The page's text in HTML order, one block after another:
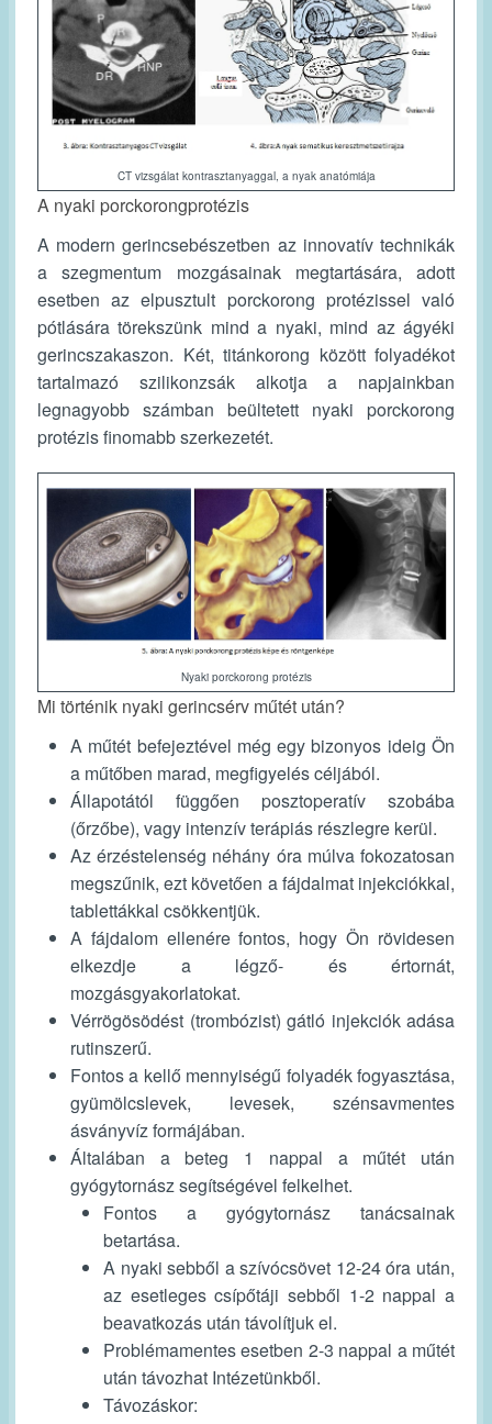
CT vizsgálat kontrasztanyaggal, a nyak anatómiája
A nyaki porckorongprotézis
A modern gerincsebészetben az innovatív technikák
a szegmentum mozgásainak megtartására, adott
esetben az elpusztult porckorong protézissel való
pótlására törekszünk mind a nyaki, mind az ágyéki
gerincszakaszon. Két, titánkorong között folyadékot
tartalmazó szilikonzsák alkotja a napjainkban
legnagyobb számban beültetett nyaki porckorong
protézis finomabb szerkezetét.
Nyaki porckorong protézis
Mi történik nyaki gerincsérv műtét után?
A műtét befejeztével még egy bizonyos ideig Ön
a műtőben marad, megfigyelés céljából.
Állapotától függően posztoperatív szobába
(őrzőbe), vagy intenzív terápiás részlegre kerül.
Az érzéstelenség néhány óra múlva fokozatosan
megszűnik, ezt követően a fájdalmat injekciókkal,
tablettákkal csökkentjük.
A fájdalom ellenére fontos, hogy Ön rövidesen
elkezdje a légző- és értornát,
mozgásgyakorlatokat.
Vérrögösödést (trombózist) gátló injekciók adása
rutinszerű.
Fontos a kellő mennyiségű folyadék fogyasztása,
gyümölcslevek, levesek, szénsavmentes
ásványvíz formájában.
Általában a beteg 1 nappal a műtét után
gyógytornász segítségével felkelhet.
Fontos a gyógytornász tanácsainak
betartása.
A nyaki sebből a szívócsövet 12-24 óra után,
az esetleges csípőtáji sebből 1-2 nappal a
beavatkozás után távolítjuk el.
Problémamentes esetben 2-3 nappal a műtét
után távozhat Intézetünkből.
Távozáskor: